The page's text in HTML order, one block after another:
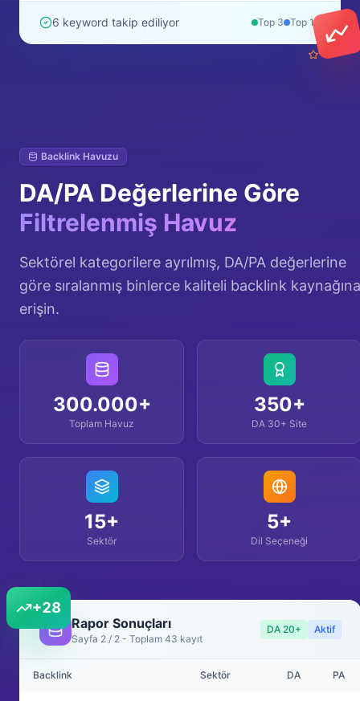
6 keyword takip ediliyor Top 3 Top 10
+18
Rapor Sonuçları
Sayfa 2 / 2 - Toplam 43 kayıt
DA 20+ Aktif
Backlink Sektör DA PA
Backlink Havuzu
DA/PA Değerlerine Göre
Filtrelenmiş Havuz
Sektörel kategorilere ayrılmış, DA/PA değerlerine
göre sıralanmış binlerce kaliteli backlink kaynağına
erişin.
300.000+
Toplam Havuz
350+
DA 30+ Site
15+
Sektör
5+
Dil Seçeneği